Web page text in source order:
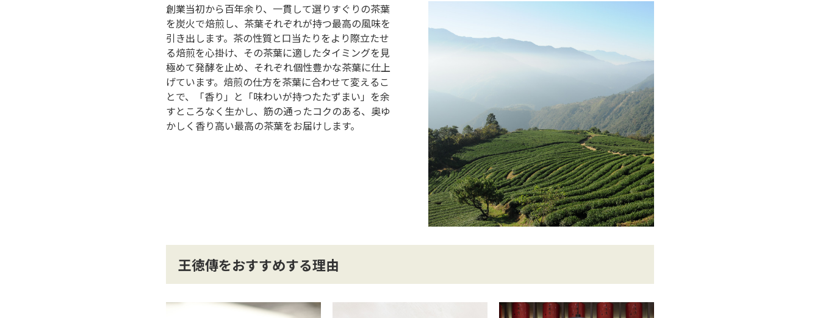
創業当初から百年余り、⼀貫して選りすぐりの茶葉
を炭⽕で焙煎し、茶葉それぞれが持つ最⾼の⾵味を
引き出します。茶の性質と⼝当たりをより際⽴たせ
る焙煎を⼼掛け、その茶葉に適したタイミングを⾒
極めて発酵を⽌め、それぞれ個性豊かな茶葉に仕上
げています。焙煎の仕⽅を茶葉に合わせて変えるこ
とで、「⾹り」と「味わいが持つたたずまい」を余
すところなく⽣かし、筋の通ったコクのある、奥ゆ
かしく⾹り⾼い最⾼の茶葉をお届けします。
王徳傳をおすすめする理由